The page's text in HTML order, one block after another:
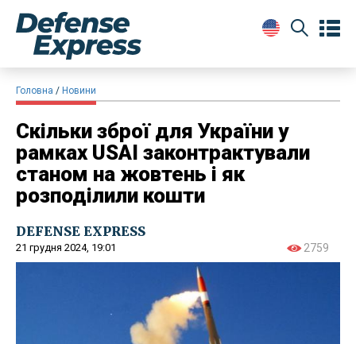
Головна Новини
Скільки зброї для України у
рамках USAI законтрактували
станом на жовтень і як
розподілили кошти
DEFENSE EXPRESS
21 грудня 2024, 19:01 2759